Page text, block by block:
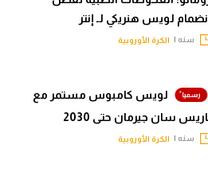
لويس هنريكي لـ إنتر
سنه | الكرة الأوروبية
لويس كامبوس مستمر مع
سان جيرمان حتى 2030
سنه | الكرة الأوروبية